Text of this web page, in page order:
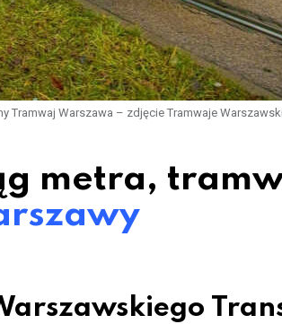
Tramwaj Warszawa – zdjęcie Tramwaje
metra,